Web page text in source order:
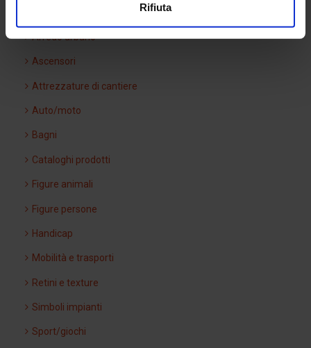
Rifiuta
Arredo urbano
Ascensori
Attrezzature di cantiere
Auto/moto
Bagni
Cataloghi prodotti
Figure animali
Figure persone
Handicap
Mobilità e trasporti
Retini e texture
Simboli impianti
Sport/giochi